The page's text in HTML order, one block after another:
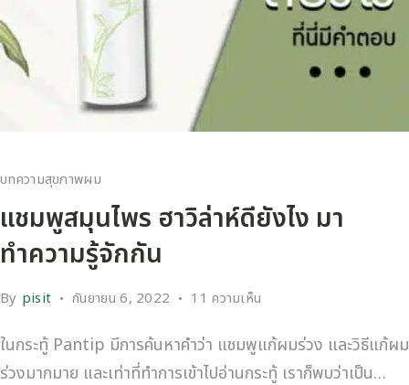
บทความสุขภาพผม
แชมพูสมุนไพร ฮาวิล่าห์ดียังไง มา
ทำความรู้จักกัน
By pisit กันยายน 6, 2022 11 ความเห็น
ในกระทู้ Pantip มีการค้นหาคำว่า แชมพูแก้ผมร่วง และวิธีแก้ผม
ร่วงมากมาย และเท่าที่ทำการเข้าไปอ่านกระทู้ เราก็พบว่าเป็น…